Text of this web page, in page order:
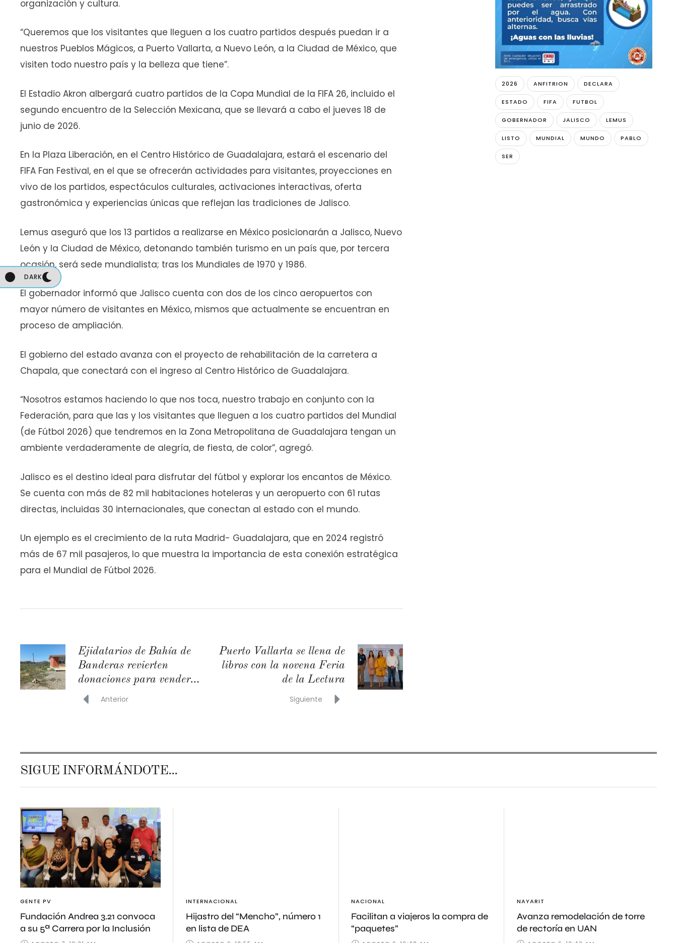
DARK
DARK
organización y cultura.
“Queremos que los visitantes que lleguen a los cuatro partidos después puedan ir a
nuestros Pueblos Mágicos, a Puerto Vallarta, a Nuevo León, a la Ciudad de México, que
visiten todo nuestro país y la belleza que tiene”.
El Estadio Akron albergará cuatro partidos de la Copa Mundial de la FIFA 26, incluido el
segundo encuentro de la Selección Mexicana, que se llevará a cabo el jueves 18 de
junio de 2026.
En la Plaza Liberación, en el Centro Histórico de Guadalajara, estará el escenario del
FIFA Fan Festival, en el que se ofrecerán actividades para visitantes, proyecciones en
vivo de los partidos, espectáculos culturales, activaciones interactivas, oferta
gastronómica y experiencias únicas que reflejan las tradiciones de Jalisco.
Lemus aseguró que los 13 partidos a realizarse en México posicionarán a Jalisco, Nuevo
León y la Ciudad de México, detonando también turismo en un país que, por tercera
ocasión, será sede mundialista; tras los Mundiales de 1970 y 1986.
El gobernador informó que Jalisco cuenta con dos de los cinco aeropuertos con
mayor número de visitantes en México, mismos que actualmente se encuentran en
proceso de ampliación.
El gobierno del estado avanza con el proyecto de rehabilitación de la carretera a
Chapala, que conectará con el ingreso al Centro Histórico de Guadalajara.
“Nosotros estamos haciendo lo que nos toca, nuestro trabajo en conjunto con la
Federación, para que las y los visitantes que lleguen a los cuatro partidos del Mundial
(de Fútbol 2026) que tendremos en la Zona Metropolitana de Guadalajara tengan un
ambiente verdaderamente de alegría, de fiesta, de color”, agregó.
Jalisco es el destino ideal para disfrutar del fútbol y explorar los encantos de México.
Se cuenta con más de 82 mil habitaciones hoteleras y un aeropuerto con 61 rutas
directas, incluidas 30 internacionales, que conectan al estado con el mundo.
Un ejemplo es el crecimiento de la ruta Madrid- Guadalajara, que en 2024 registró
más de 67 mil pasajeros, lo que muestra la importancia de esta conexión estratégica
para el Mundial de Fútbol 2026.
Ejidatarios de Bahía de
Banderas revierten
donaciones para vender
terrenosAnterior
Puerto Vallarta se llena de
libros con la novena Feria
de la Lectura
Siguiente
2026 ANFITRION DECLARA
ESTADO FIFA FUTBOL
GOBERNADOR JALISCO LEMUS
LISTO MUNDIAL MUNDO PABLO
SER
SIGUE INFORMÁNDOTE...
GENTE PV
Fundación Andrea 3.21 convoca
a su 5ª Carrera por la Inclusión
INTERNACIONAL
Hijastro del “Mencho”, número 1
en lista de DEA
NACIONAL
Facilitan a viajeros la compra de
“paquetes”
NAYARIT
Avanza remodelación de torre
de rectoría en UAN